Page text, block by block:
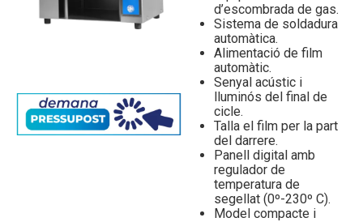
d’escombrada de gas.
Sistema de soldadura
automàtica.
Alimentació de film
automàtic.
Senyal acústic i
lluminós del final de
cicle.
Talla el film per la part
del darrere.
Panell digital amb
regulador de
temperatura de
segellat (0º-230º C).
Model compacte i